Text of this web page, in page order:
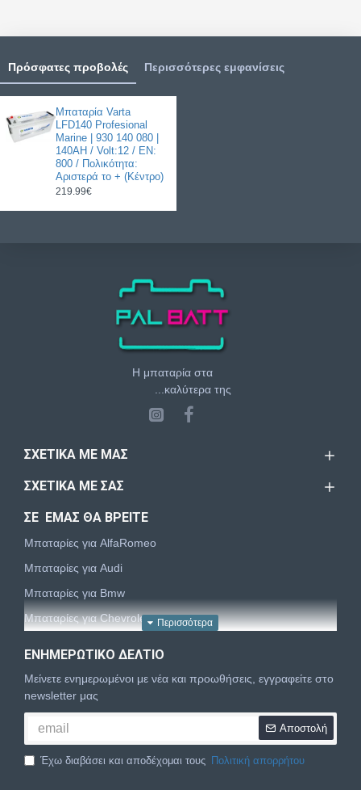
Πρόσφατες προβολές Περισσότερες εμφανίσεις
Μπαταρία Varta
LFD140 Profesional
Marine | 930 140 080 |
140AH / Volt:12 / EN:
800 / Πολικότητα:
Αριστερά το + (Κέντρο)
219.99€
Η μπαταρία στα
...καλύτερα της
ΣΧΕΤΙΚΆ ΜΕ ΜΑΣ
ΣΧΕΤΙΚΆ ΜΕ ΣΑΣ
ΣΕ ΕΜΑΣ ΘΑ ΒΡΕΙΤΕ
Μπαταρίες για AlfaRomeo
Μπαταρίες για Audi
Μπαταρίες για Bmw
Μπαταρίες για Chevrolet
Μπαταρίες για Dacia
Μπαταρίες για Daewoo
Μπαταρίες για Daihatsu
Μπαταρίες για Dodge
ΕΝΗΜΕΡΩΤΙΚΌ ΔΕΛΤΊΟ
Μείνετε ενημερωμένοι με νέα και προωθήσεις, εγγραφείτε στο
newsletter μας
Αποστολή
Έχω διαβάσει και αποδέχομαι τους Πολιτική απορρήτου